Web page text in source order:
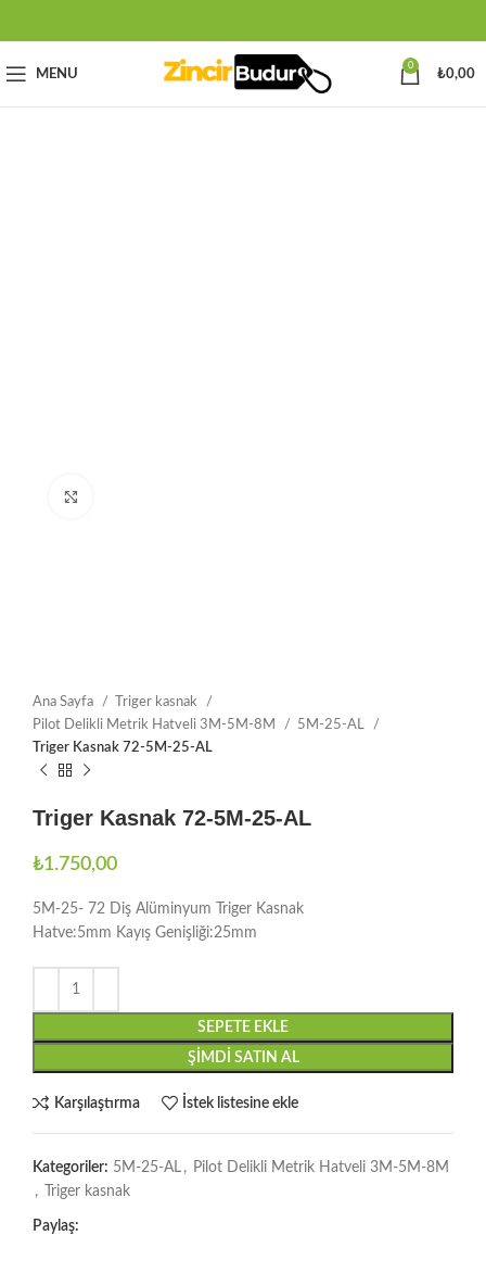
MENU
0
₺0,00
Ana Sayfa
Triger kasnak
Pilot Delikli Metrik Hatveli 3M-5M-8M
5M-25-AL
Triger Kasnak 72-5M-25-AL
Triger Kasnak 72-5M-25-AL
₺1.750,00
5M-25- 72 Diş Alüminyum Triger Kasnak
Hatve:5mm Kayış Genişliği:25mm
SEPETE EKLE
ŞIMDI SATIN AL
Karşılaştırma İstek listesine ekle
Kategoriler: 5M-25-AL , Pilot Delikli Metrik Hatveli 3M-5M-8M
,
Triger kasnak
Paylaş: